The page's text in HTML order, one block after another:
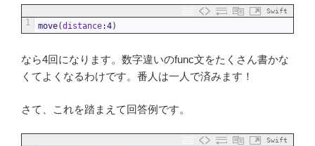
Swift
1 move(distance:4)
なら4回になります。数字違いのfunc文をたくさん書かな
くてよくなるわけです。番人は一人で済みます！
さて、これを踏まえて回答例です。
Swift